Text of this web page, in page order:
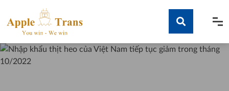
content
Tìm kiếm